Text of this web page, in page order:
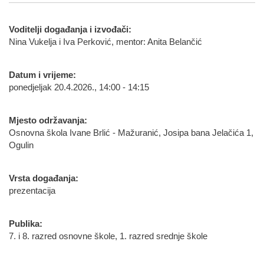
Voditelji događanja i izvođači:
Nina Vukelja i Iva Perković, mentor: Anita Belančić
Datum i vrijeme:
ponedjeljak 20.4.2026., 14:00 - 14:15
Mjesto održavanja:
Osnovna škola Ivane Brlić - Mažuranić, Josipa bana Jelačića 1,
Ogulin
Vrsta događanja:
prezentacija
Publika:
7. i 8. razred osnovne škole, 1. razred srednje škole